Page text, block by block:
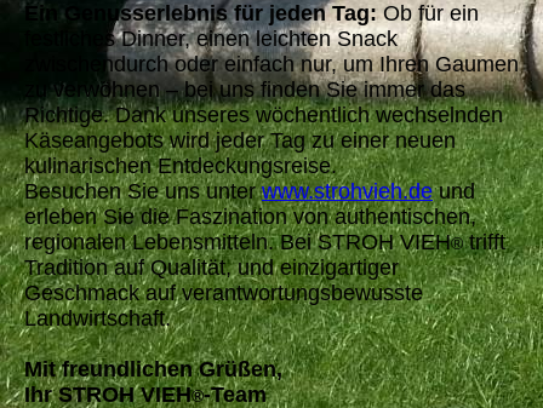
Ein Genusserlebnis für jeden Tag:Ob für ein
festliches Dinner, einen leichten Snack
zwischendurch oder einfach nur, um Ihren Gaumen
zu verwöhnen – bei uns finden Sie immer das
Richtige. Dank unseres wöchentlich wechselnden
Käseangebots wird jeder Tag zu einer neuen
kulinarischen Entdeckungsreise.
Besuchen Sie uns unterwww.strohvieh.deund
erleben Sie die Faszination von authentischen,
regionalen Lebensmitteln. Bei STROH VIEH®trifft
Tradition auf Qualität, und einzigartiger
Geschmack auf verantwortungsbewusste
Landwirtschaft.
Mit freundlichen Grüßen,
Ihr STROH VIEH®-Team